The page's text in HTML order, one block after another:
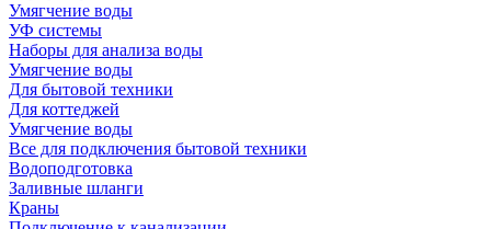
Умягчение воды
УФ системы
Наборы для анализа воды
Умягчение воды
Для бытовой техники
Для коттеджей
Умягчение воды
Все для подключения бытовой техники
Водоподготовка
Заливные шланги
Краны